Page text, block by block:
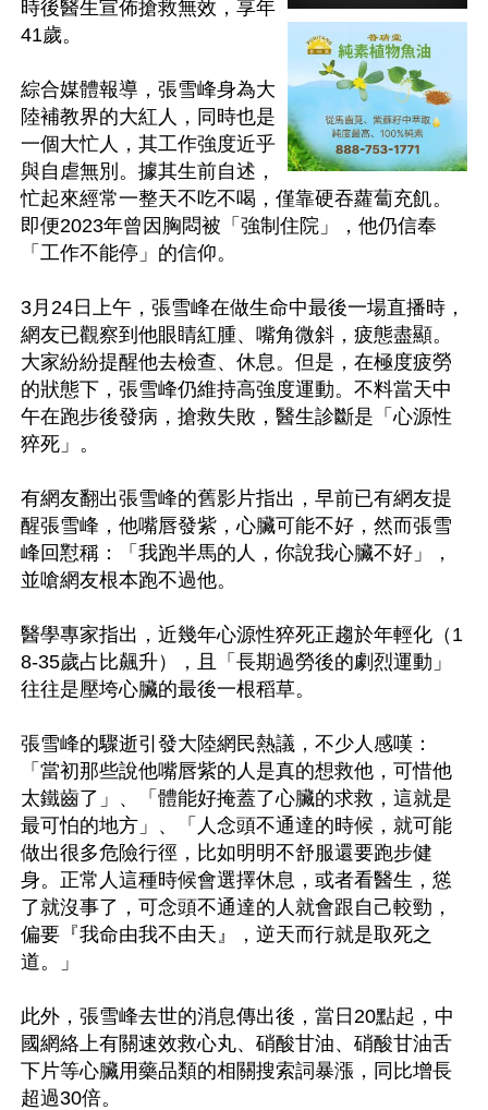
時後醫生宣佈搶救無效，享年
41歲。
綜合媒體報導，張雪峰身為大
陸補教界的大紅人，同時也是
一個大忙人，其工作強度近乎
與自虐無別。據其生前自述，
忙起來經常一整天不吃不喝，僅靠硬吞蘿蔔充飢。
即便2023年曾因胸悶被「強制住院」，他仍信奉
「工作不能停」的信仰。
3月24日上午，張雪峰在做生命中最後一場直播時，
網友已觀察到他眼睛紅腫、嘴角微斜，疲態盡顯。
大家紛紛提醒他去檢查、休息。但是，在極度疲勞
的狀態下，張雪峰仍維持高強度運動。不料當天中
午在跑步後發病，搶救失敗，醫生診斷是「心源性
猝死」。
有網友翻出張雪峰的舊影片指出，早前已有網友提
醒張雪峰，他嘴唇發紫，心臟可能不好，然而張雪
峰回懟稱：「我跑半馬的人，你說我心臟不好」，
並嗆網友根本跑不過他。
醫學專家指出，近幾年心源性猝死正趨於年輕化（1
8-35歲占比飆升），且「長期過勞後的劇烈運動」
往往是壓垮心臟的最後一根稻草。
張雪峰的驟逝引發大陸網民熱議，不少人感嘆：
「當初那些說他嘴唇紫的人是真的想救他，可惜他
太鐵齒了」、「體能好掩蓋了心臟的求救，這就是
最可怕的地方」、「人念頭不通達的時候，就可能
做出很多危險行徑，比如明明不舒服還要跑步健
身。正常人這種時候會選擇休息，或者看醫生，慫
了就沒事了，可念頭不通達的人就會跟自己較勁，
偏要『我命由我不由天』，逆天而行就是取死之
道。」
此外，張雪峰去世的消息傳出後，當日20點起，中
國網絡上有關速效救心丸、硝酸甘油、硝酸甘油舌
下片等心臟用藥品類的相關搜索詞暴漲，同比增長
超過30倍。